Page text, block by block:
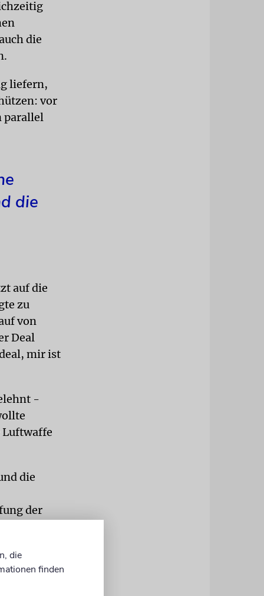
die
liefern,
vor
parallel
die
auf die
zu
von
Deal
mir ist
-
Luftwaffe
die
der
die
finden